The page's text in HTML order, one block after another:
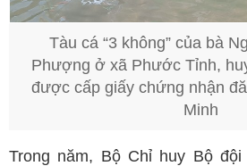
Tàu cá “3 không” của bà
Phượng ở xã Phước Tỉnh,
được cấp giấy chứng nhận
Minh
Trong năm, Bộ Chỉ huy Bộ